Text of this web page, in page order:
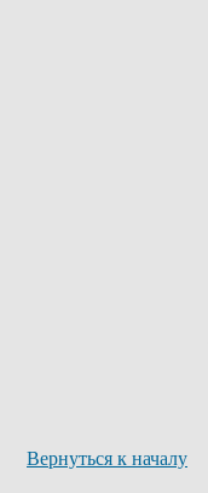
Вернуться к началу